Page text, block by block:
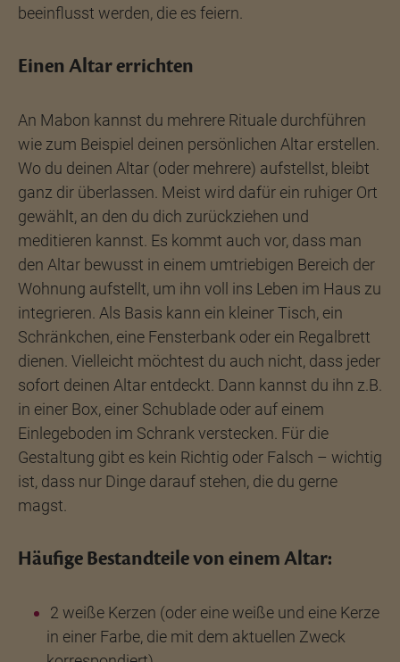
beeinflusst werden, die es feiern.
Einen Altar errichten
An Mabon kannst du mehrere Rituale durchführen
wie zum Beispiel deinen persönlichen Altar erstellen.
Wo du deinen Altar (oder mehrere) aufstellst, bleibt
ganz dir überlassen. Meist wird dafür ein ruhiger Ort
gewählt, an den du dich zurückziehen und
meditieren kannst. Es kommt auch vor, dass man
den Altar bewusst in einem umtriebigen Bereich der
Wohnung aufstellt, um ihn voll ins Leben im Haus zu
integrieren. Als Basis kann ein kleiner Tisch, ein
Schränkchen, eine Fensterbank oder ein Regalbrett
dienen. Vielleicht möchtest du auch nicht, dass jeder
sofort deinen Altar entdeckt. Dann kannst du ihn z.B.
in einer Box, einer Schublade oder auf einem
Einlegeboden im Schrank verstecken. Für die
Gestaltung gibt es kein Richtig oder Falsch – wichtig
ist, dass nur Dinge darauf stehen, die du gerne
magst.
Häufige Bestandteile von einem Altar:
2 weiße Kerzen (oder eine weiße und eine Kerze
in einer Farbe, die mit dem aktuellen Zweck